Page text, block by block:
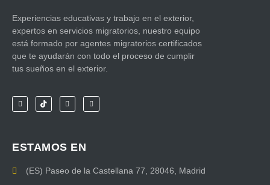
Experiencias educativas y trabajo en el exterior,
expertos en servicios migratorios, nuestro equipo
está formado por agentes migratorios certificados
que te ayudarán con todo el proceso de cumplir
tus sueños en el exterior.
ESTAMOS EN
(ES) Paseo de la Castellana 77, 28046, Madrid